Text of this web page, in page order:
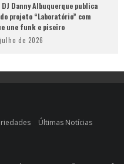
DJ Danny Albuquerque publica
projeto “Laboratório” com
une funk e piseiro
de 2026
Últimas Notícias